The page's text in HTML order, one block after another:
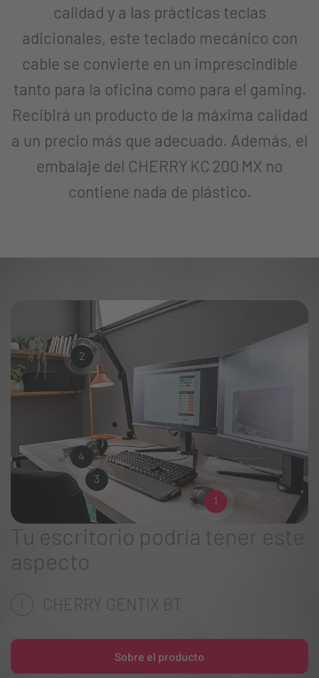
calidad y a las prácticas teclas
adicionales, este teclado mecánico con
cable se convierte en un imprescindible
tanto para la oficina como para el gaming.
Recibirá un producto de la máxima calidad
a un precio más que adecuado. Además, el
embalaje del CHERRY KC 200 MX no
contiene nada de plástico.
1
2
3
4
Tu escritorio podría tener este
aspecto
1 CHERRY GENTIX BT
Sobre el producto